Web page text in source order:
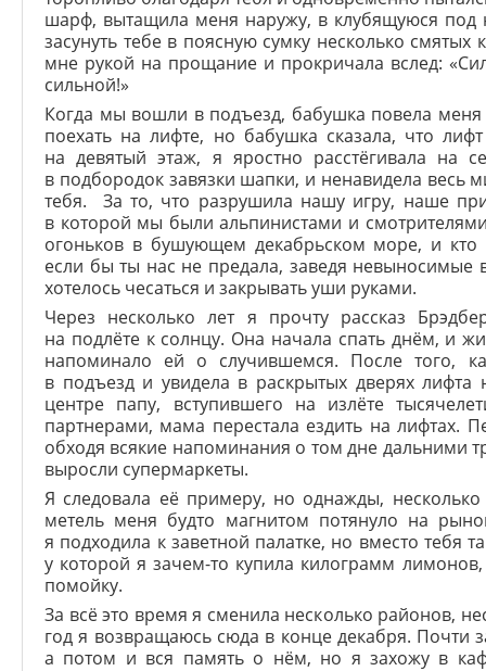
шарф, вытащила меня наружу, в клубящуюся под
засунуть тебе в поясную сумку несколько
мне рукой на прощание и прокричала вслед:
сильной!»
Когда мы вошли в подъезд, бабушка повела
поехать на лифте, но бабушка сказала, что
на девятый этаж, я яростно расстёгивала на
в подбородок завязки шапки, и ненавидела
тебя. За то, что разрушила нашу игру, наше
в которой мы были альпинистами и
огоньков в бушующем декабрьском море, и
если бы ты нас не предала, заведя невыносимые
хотелось чесаться и закрывать уши руками.
Через несколько лет я прочту рассказ
на подлёте к солнцу. Она начала спать днём, и
напоминало ей о случившемся. После того,
в подъезд и увидела в раскрытых дверях
центре папу, вступившего на излёте
партнерами, мама перестала ездить на лифтах.
обходя всякие напоминания о том дне дальними
выросли супермаркеты.
Я следовала её примеру, но однажды, несколько
метель меня будто магнитом потянуло на
я подходила к заветной палатке, но вместо тебя
у которой я зачем-то купила килограмм
помойку.
За всё это время я сменила несколько районов,
год я возвращаюсь сюда в конце декабря. Почти
а потом и вся память о нём, но я захожу в